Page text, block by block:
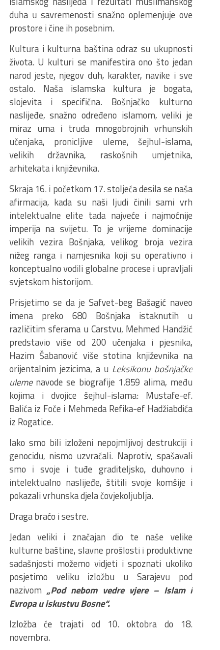
duha u savremenosti snažno oplemenjuje ove
prostore i čine ih posebnim.
Kultura i kulturna baština odraz su ukupnosti
života. U kulturi se manifestira ono što jedan
narod jeste, njegov duh, karakter, navike i sve
ostalo. Naša islamska kultura je bogata,
slojevita i specifična. Bošnjačko kulturno
naslijeđe, snažno određeno islamom, veliki je
miraz uma i truda mnogobrojnih vrhunskih
učenjaka, pronicljive uleme, šejhul-islama,
velikih državnika, raskošnih umjetnika,
arhitekata i književnika.
Skraja 16. i početkom 17. stoljeća desila se naša
afirmacija, kada su naši ljudi činili sami vrh
intelektualne elite tada najveće i najmoćnije
imperija na svijetu. To je vrijeme dominacije
velikih vezira Bošnjaka, velikog broja vezira
nižeg ranga i namjesnika koji su operativno i
konceptualno vodili globalne procese i upravljali
svjetskom historijom.
Prisjetimo se da je Safvet-beg Bašagić naveo
imena preko 680 Bošnjaka istaknutih u
različitim sferama u Carstvu, Mehmed Handžić
predstavio više od 200 učenjaka i pjesnika,
Hazim Šabanović više stotina književnika na
orijentalnim jezicima, a u Leksikonu bošnjačke
ulemenavode se biografije 1.859 alima, među
kojima i dvojice šejhul-islama: Mustafe-ef.
Balića iz Foče i Mehmeda Refika-ef Hadžiabdića
iz Rogatice.
Iako smo bili izloženi nepojmljivoj destrukciji i
genocidu, nismo uzvraćali. Naprotiv, spašavali
smo i svoje i tuđe graditeljsko, duhovno i
intelektualno naslijeđe, štitili svoje komšije i
pokazali vrhunska djela čovjekoljublja.
Draga braćo i sestre.
Jedan veliki i značajan dio te naše velike
kulturne baštine, slavne prošlosti i produktivne
sadašnjosti možemo vidjeti i spoznati ukoliko
posjetimo veliku izložbu u Sarajevu pod
nazivom „Pod nebom vedre vjere – Islam i
Evropa u iskustvu Bosne“.
Izložba će trajati od 10. oktobra do 18.
novembra.